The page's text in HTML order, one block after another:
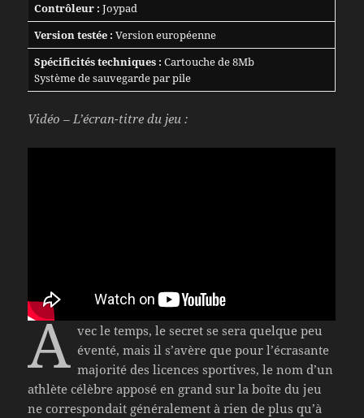
Contrôleur : Joypad
Version testée : Version européenne
Spécificités techniques : Cartouche de 8Mb
Système de sauvegarde par pile
Vidéo – L’écran-titre du jeu :
A vec le temps, le secret se sera quelque peu
éventé, mais il s’avère que pour l’écrasante
majorité des licences sportives, le nom d’un
athlète célèbre apposé en grand sur la boîte du jeu
ne correspondait généralement à rien de plus qu’à